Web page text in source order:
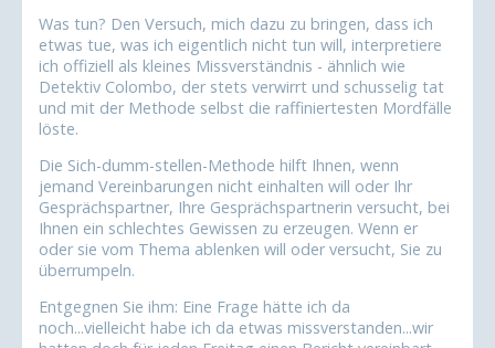
Was tun? Den Versuch, mich dazu zu bringen, dass ich
etwas tue, was ich eigentlich nicht tun will, interpretiere
ich offiziell als kleines Missverständnis - ähnlich wie
Detektiv Colombo, der stets verwirrt und schusselig tat
und mit der Methode selbst die raffiniertesten Mordfälle
löste.
Die Sich-dumm-stellen-Methode hilft Ihnen, wenn
jemand Vereinbarungen nicht einhalten will oder Ihr
Gesprächspartner, Ihre Gesprächspartnerin versucht, bei
Ihnen ein schlechtes Gewissen zu erzeugen. Wenn er
oder sie vom Thema ablenken will oder versucht, Sie zu
überrumpeln.
Entgegnen Sie ihm: Eine Frage hätte ich da
noch...vielleicht habe ich da etwas missverstanden...wir